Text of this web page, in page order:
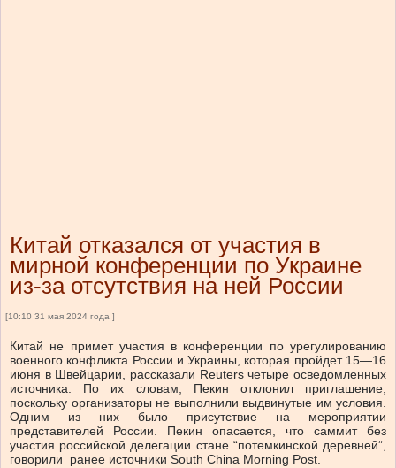
Китай отказался от участия в
мирной конференции по Украине
из-за отсутствия на ней России
[10:10 31 мая 2024 года ]
Китай не примет участия в конференции по урегулированию
военного конфликта России и Украины, которая пройдет 15—16
июня в Швейцарии, рассказали Reuters четыре осведомленных
источника. По их словам, Пекин отклонил приглашение,
поскольку организаторы не выполнили выдвинутые им условия.
Одним из них было присутствие на мероприятии
представителей России. Пекин опасается, что саммит без
участия российской делегации стане “потемкинской деревней”,
говорили ранее источники South China Morning Post.